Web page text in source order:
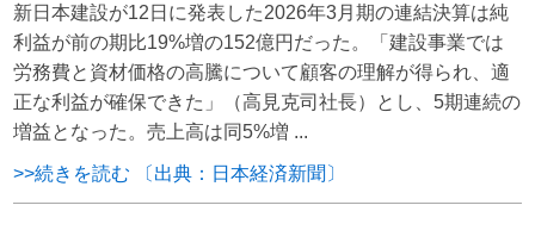
新日本建設が12日に発表した2026年3月期の連結決算は純
利益が前の期比19%増の152億円だった。「建設事業では
労務費と資材価格の高騰について顧客の理解が得られ、適
正な利益が確保できた」（高見克司社長）とし、5期連続の
増益となった。売上高は同5%増 ...
>>続きを読む 〔出典：日本経済新聞〕